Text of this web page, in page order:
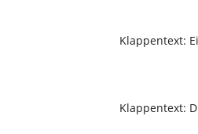
Klappentext:
Klappentext: